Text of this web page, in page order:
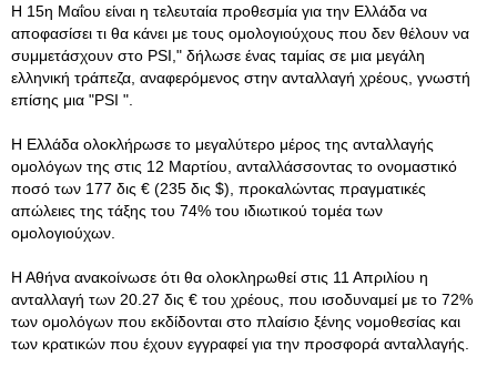
Η 15η Μαΐου είναι η τελευταία προθεσμία για την Ελλάδα να
αποφασίσει τι θα κάνει με τους ομολογιούχους που δεν θέλουν να
συμμετάσχουν στο PSI," δήλωσε ένας ταμίας σε μια μεγάλη
ελληνική τράπεζα, αναφερόμενος στην ανταλλαγή χρέους, γνωστή
επίσης μια "PSI ".
Η Ελλάδα ολοκλήρωσε το μεγαλύτερο μέρος της ανταλλαγής
ομολόγων της στις 12 Μαρτίου, ανταλλάσσοντας το ονομαστικό
ποσό των 177 δις € (235 δις $), προκαλώντας πραγματικές
απώλειες της τάξης του 74% του ιδιωτικού τομέα των
ομολογιούχων.
Η Αθήνα ανακοίνωσε ότι θα ολοκληρωθεί στις 11 Απριλίου η
ανταλλαγή των 20.27 δις € του χρέους, που ισοδυναμεί με το 72%
των ομολόγων που εκδίδονται στο πλαίσιο ξένης νομοθεσίας και
των κρατικών που έχουν εγγραφεί για την προσφορά ανταλλαγής.